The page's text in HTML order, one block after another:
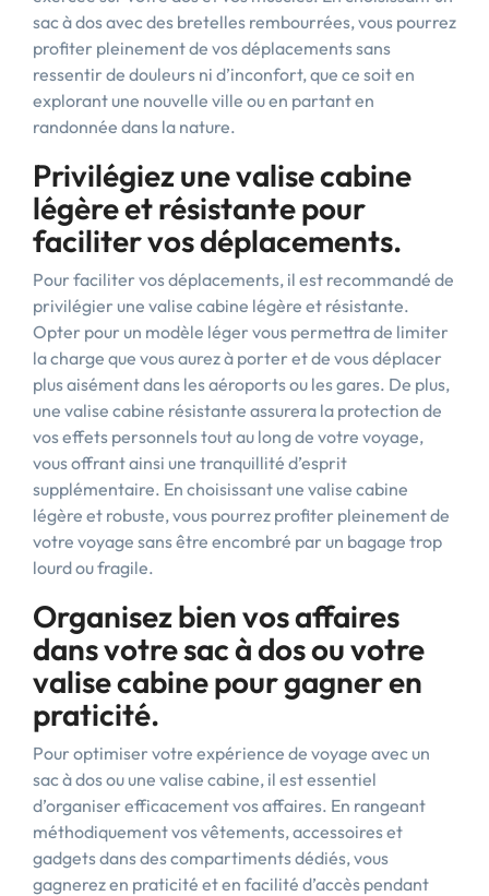
sac à dos avec des bretelles rembourrées, vous pourrez
profiter pleinement de vos déplacements sans
ressentir de douleurs ni d’inconfort, que ce soit en
explorant une nouvelle ville ou en partant en
randonnée dans la nature.
Privilégiez une valise cabine
légère et résistante pour
faciliter vos déplacements.
Pour faciliter vos déplacements, il est recommandé de
privilégier une valise cabine légère et résistante.
Opter pour un modèle léger vous permettra de limiter
la charge que vous aurez à porter et de vous déplacer
plus aisément dans les aéroports ou les gares. De plus,
une valise cabine résistante assurera la protection de
vos effets personnels tout au long de votre voyage,
vous offrant ainsi une tranquillité d’esprit
supplémentaire. En choisissant une valise cabine
légère et robuste, vous pourrez profiter pleinement de
votre voyage sans être encombré par un bagage trop
lourd ou fragile.
Organisez bien vos affaires
dans votre sac à dos ou votre
valise cabine pour gagner en
praticité.
Pour optimiser votre expérience de voyage avec un
sac à dos ou une valise cabine, il est essentiel
d’organiser efficacement vos affaires. En rangeant
méthodiquement vos vêtements, accessoires et
gadgets dans des compartiments dédiés, vous
gagnerez en praticité et en facilité d’accès pendant